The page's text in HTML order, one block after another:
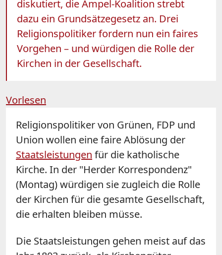
diskutiert, die Ampel-Koalition strebt
dazu ein Grundsätzegesetz an. Drei
Religionspolitiker fordern nun ein faires
Vorgehen – und würdigen die Rolle der
Kirchen in der Gesellschaft.
Vorlesen
Religionspolitikervon Grünen, FDP und
Union wollen eine faire Ablösung der
Staatsleistungen für die katholische
Kirche. In der "Herder Korrespondenz"
(Montag) würdigen sie zugleich die Rolle
der Kirchen für die gesamte Gesellschaft,
die erhalten bleiben müsse.
Die Staatsleistungen gehen meist auf das